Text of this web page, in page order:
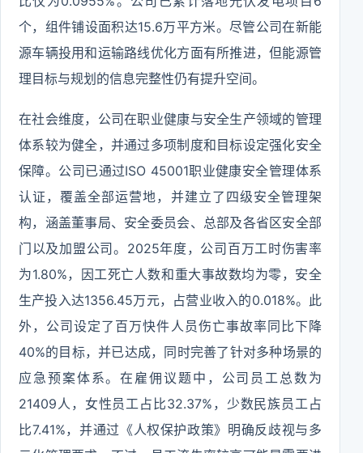
个，组件铺设面积达15.6万平方米。尽管公司在新能
源车辆投用和运输路线优化方面有所推进，但能源管
理目标与规划的信息完整性仍有提升空间。
在社会维度，公司在职业健康与安全生产领域的管理
体系较为健全，并通过多项制度和目标设定强化安全
保障。公司已通过ISO 45001职业健康安全管理体系
认证，覆盖全部运营地，并建立了四级安全管理架
构，涵盖董事局、安全委员会、总部及各省区安全部
门以及加盟公司。2025年度，公司百万工时伤害率
为1.80%，因工死亡人数和重大事故数均为零，安全
生产投入达1356.45万元，占营业收入的0.018%。此
外，公司设定了百万快件人员伤亡事故率同比下降
40%的目标，并已达成，同时完善了针对多种场景的
应急预案体系。在雇佣议题中，公司员工总数为
21409人，女性员工占比32.37%，少数民族员工占
比7.41%，并通过《人权保护政策》明确反歧视与多